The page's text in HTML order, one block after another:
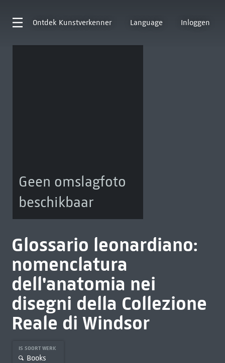
Ontdek Kunstverkenner Language Inloggen
Geen omslagfoto
beschikbaar
Glossario leonardiano:
nomenclatura
dell'anatomia nei
disegni della Collezione
Reale di Windsor
IS SOORT WERK
Books